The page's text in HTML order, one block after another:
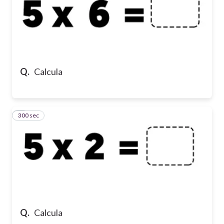
Q. Calcula
Q. Calcula
7
300 sec